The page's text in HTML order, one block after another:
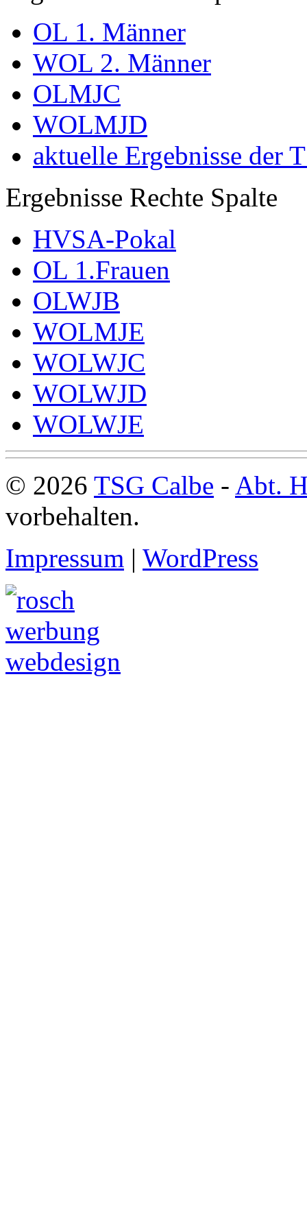
OL 1. Männer
WOL 2. Männer
OLMJC
WOLMJD
aktuelle Ergebnisse der
Ergebnisse Rechte Spalte
HVSA-Pokal
OL 1.Frauen
OLWJB
WOLMJE
WOLWJC
WOLWJD
WOLWJE
© 2026 TSG Calbe - Abt.
vorbehalten.
Impressum | WordPress